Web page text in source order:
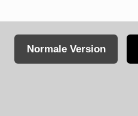
Normale Version